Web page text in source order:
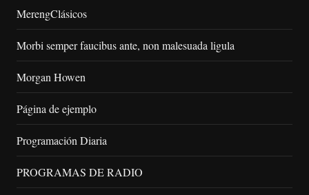
MerengClásicos
Morbi semper faucibus ante, non malesuada ligula
Morgan Howen
Página de ejemplo
Programación Diaria
PROGRAMAS DE RADIO